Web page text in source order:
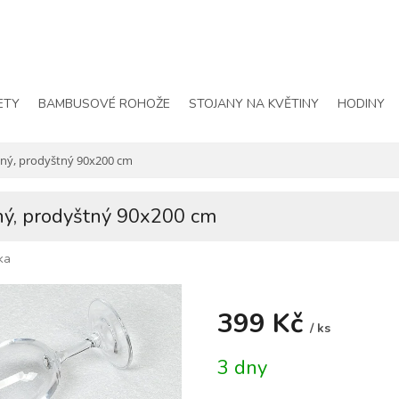
BAMBUSOVÉ ROHOŽE STOJANY NA KVĚTINY HODINY
prodyštný 90x200 cm
prodyštný 90x200 cm
399 Kč / ks
cena:
3 dny